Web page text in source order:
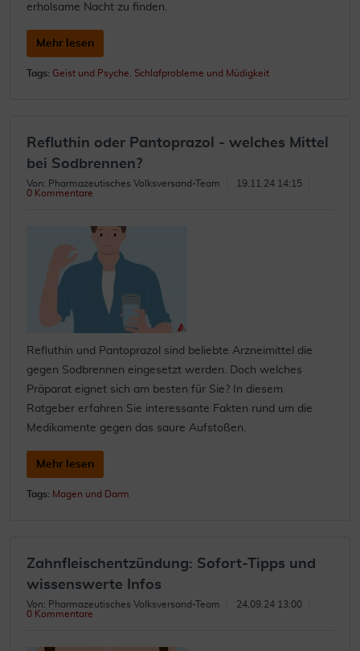
erholsame Nacht zu finden.
Mehr lesen
Tags: Geist und Psyche Schlafprobleme und Müdigkeit
Refluthin oder Pantoprazol - welches Mittel
bei Sodbrennen?
Von: Pharmazeutisches Volksversand-Team
19.11.24 14:15
0 Kommentare
Refluthin und Pantoprazol sind beliebte Arzneimittel die
gegen Sodbrennen eingesetzt werden. Doch welches
Präparat eignet sich am besten für Sie? In diesem
Ratgeber erfahren Sie interessante Fakten rund um die
Medikamente gegen das saure Aufstoßen.
Mehr lesen
Tags: Magen und Darm
Zahnfleischentzündung: Sofort-Tipps und
wissenswerte Infos
Von: Pharmazeutisches Volksversand-Team
24.09.24 13:00
0 Kommentare